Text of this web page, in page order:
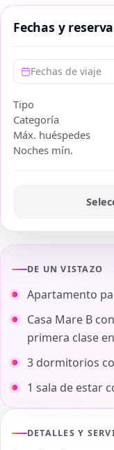
DE UN VISTAZO
Apartamento
Casa Mare B
primera clase
3 dormitorios
1 sala de estar
DETALLES Y
Fechas y reserva
Fechas de viaje
Tipo
Categoría
Máx. huéspedes
Noches mín.